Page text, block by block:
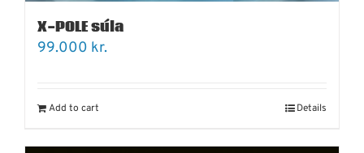
X-POLE súla
99.000 kr.
Add to cart Details